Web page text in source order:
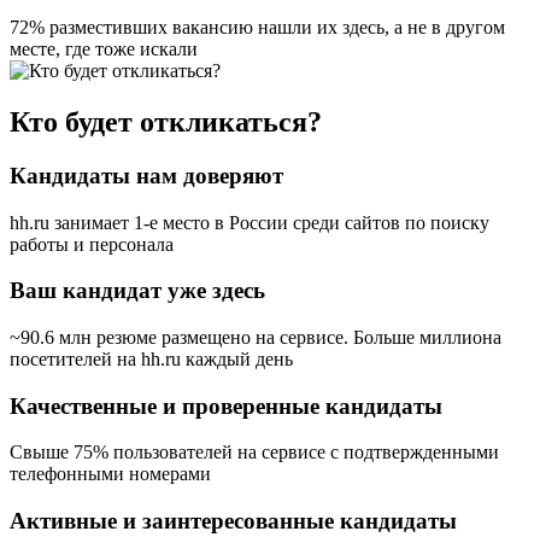
72% разместивших вакансию нашли их здесь, а не в другом
месте, где тоже искали
Кто будет откликаться?
Кандидаты нам доверяют
hh.ru занимает 1-е место в России среди сайтов по поиску
работы и персонала
Ваш кандидат уже здесь
~90.6 млн резюме размещено на сервисе. Больше миллиона
посетителей на hh.ru каждый день
Качественные и проверенные кандидаты
Свыше 75% пользователей на сервисе с подтвержденными
телефонными номерами
Активные и заинтересованные кандидаты